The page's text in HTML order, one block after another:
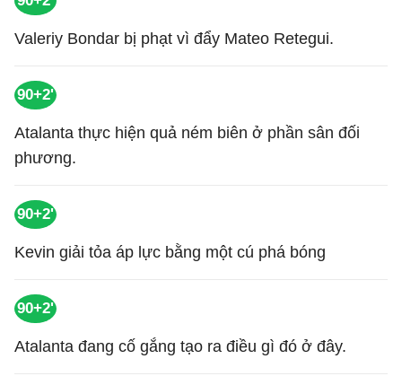
Valeriy Bondar bị phạt vì đẩy Mateo Retegui.
90+2'
Atalanta thực hiện quả ném biên ở phần sân đối
phương.
90+2'
Kevin giải tỏa áp lực bằng một cú phá bóng
90+2'
Atalanta đang cố gắng tạo ra điều gì đó ở đây.